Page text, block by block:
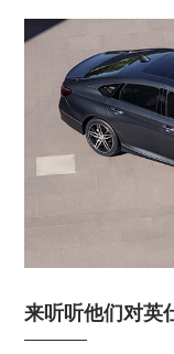
来听听他们对英